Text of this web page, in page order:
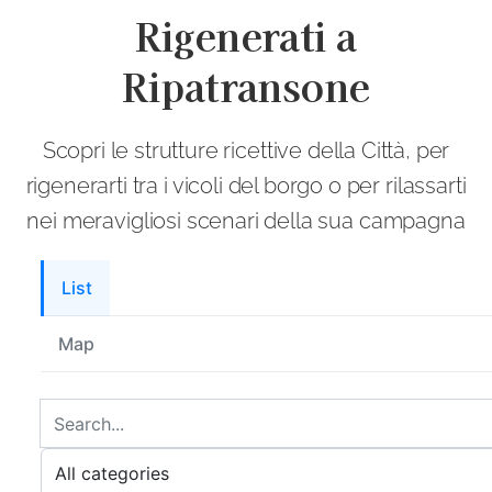
Rigenerati a
Ripatransone
Scopri le strutture ricettive della Città, per
rigenerarti tra i vicoli del borgo o per rilassarti
nei meravigliosi scenari della sua campagna
List
Map
Cerca
prodotti
Digita
il
nome
Filtra